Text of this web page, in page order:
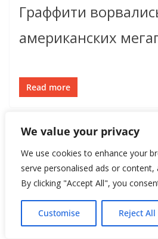
We value your privacy
We use cookies to enhance your
serve personalised ads or
By clicking "Accept All", you
Customise Reject All
Граффити
американских
Read more